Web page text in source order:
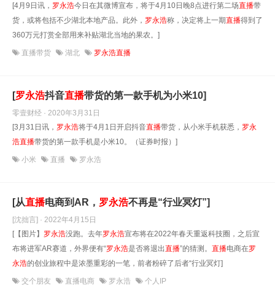
[4月9日讯， 罗永浩今日在其微博宣布，将于4月10日晚8点进行第二场直播带
货，或将包括不少湖北本地产品。此外， 罗永浩称，决定将上一期直播得到了
360万元打赏全部用来补贴湖北当地的果农。]
直播带货 湖北 罗永浩直播
[罗永浩抖音直播带货的第一款手机为小米10]
零壹财经 · 2020年3月31日
[3月31日讯， 罗永浩将于4月1日开启抖音直播带货，从小米手机获悉， 罗永
浩直播带货的第一款手机是小米10。（证券时报）]
小米 直播 罗永浩
[从直播电商到AR， 罗永浩不再是“行业冥灯”]
[沈拙言] · 2022年4月15日
[【图片】 罗永浩没跑。去年罗永浩宣布将在2022年春天重返科技圈，之后宣
布将进军AR赛道，外界便有“罗永浩是否将退出直播”的猜测。 直播电商在罗
永浩的创业旅程中是浓墨重彩的一笔，前者粉碎了后者“行业冥灯]
交个朋友 直播电商 罗永浩 个人IP